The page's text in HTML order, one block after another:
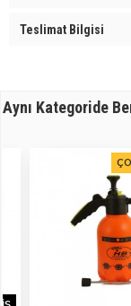
Teslimat Bilgisi
Aynı Kategoride